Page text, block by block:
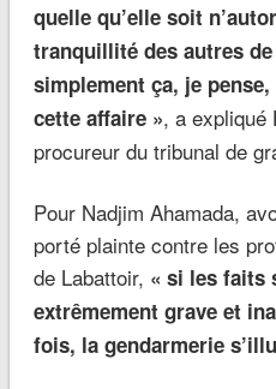
quelle qu’elle soit
tranquillité des autres de
simplement ça, je
cette affaire », a expliqué
procureur du tribunal de
Pour Nadjim Ahamada,
porté plainte contre les
de Labattoir, « si les faits
extrêmement grave et
fois, la gendarmerie